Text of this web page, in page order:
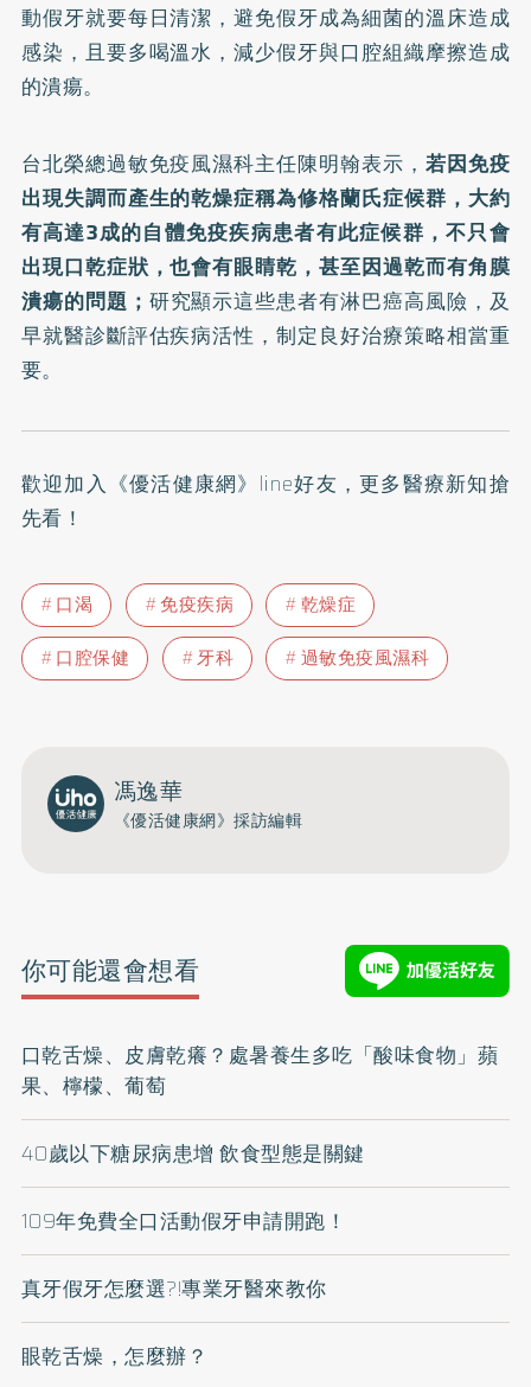
動假牙就要每日清潔，避免假牙成為細菌的溫床造成
感染，且要多喝溫水，減少假牙與口腔組織摩擦造成
的潰瘍。
台北榮總過敏免疫風濕科主任陳明翰表示， 若因免疫
出現失調而產生的乾燥症稱為修格蘭氏症候群，大約
有高達3成的自體免疫疾病患者有此症候群，不只會
出現口乾症狀，也會有眼睛乾，甚至因過乾而有角膜
潰瘍的問題； 研究顯示這些患者有淋巴癌高風險，及
早就醫診斷評估疾病活性，制定良好治療策略相當重
要。
歡迎加入 《優活健康網》line好友 ，更多醫療新知搶
先看！
口渴 免疫疾病
乾燥症
口腔保健
牙科 過敏免疫風濕科
馮逸華
《優活健康網》採訪編輯
你可能還會想看
口乾舌燥、皮膚乾癢？處暑養生多吃「酸味食物」蘋
果、檸檬、葡萄
40歲以下糖尿病患增 飲食型態是關鍵
109年免費全口活動假牙申請開跑！
真牙假牙怎麼選?!專業牙醫來教你
眼乾舌燥，怎麼辦？